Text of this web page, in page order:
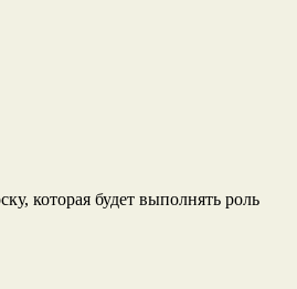
которая будет выполнять роль